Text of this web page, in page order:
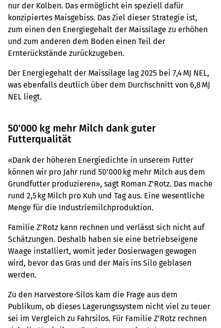
nur der Kolben. Das ermöglicht ein speziell dafür
konzipiertes Maisgebiss. Das Ziel dieser Strategie ist,
zum einen den Energiegehalt der Maissilage zu erhöhen
und zum anderen dem Boden einen Teil der
Ernterückstände zurückzugeben.
Der Energiegehalt der Maissilage lag 2025 bei 7,4 MJ NEL,
was ebenfalls deutlich über dem Durchschnitt von 6,8 MJ
NEL liegt.
50'000 kg mehr Milch dank guter
Futterqualität
«Dank der höheren Energiedichte in unserem Futter
können wir pro Jahr rund 50'000 kg mehr Milch aus dem
Grundfutter produzieren», sagt Roman Z’Rotz. Das mache
rund 2,5 kg Milch pro Kuh und Tag aus. Eine wesentliche
Menge für die Industriemilchproduktion.
Familie Z’Rotz kann rechnen und verlässt sich nicht auf
Schätzungen. Deshalb haben sie eine betriebseigene
Waage installiert, womit jeder Dosierwagen gewogen
wird, bevor das Gras und der Mais ins Silo geblasen
werden.
Zu den Harvestore-Silos kam die Frage aus dem
Publikum, ob dieses Lagerungssystem nicht viel zu teuer
sei im Vergleich zu Fahrsilos. Für Familie Z’Rotz rechnen